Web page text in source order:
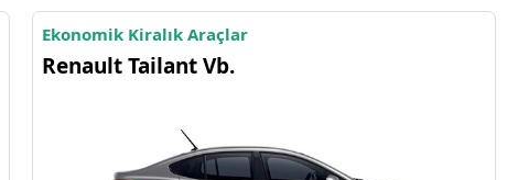
Ekonomik Kiralık Araçlar
Renault Tailant Vb.